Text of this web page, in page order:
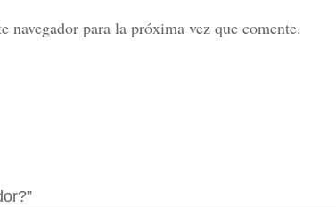
para la próxima vez que comente.